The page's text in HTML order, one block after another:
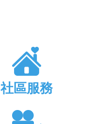
社區服務